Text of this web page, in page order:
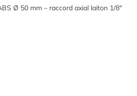
Ø 50 mm – raccord axial laiton 1/8″